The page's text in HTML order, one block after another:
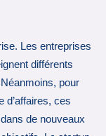
Les entreprises
différents
pour
d’affaires, ces
de nouveaux